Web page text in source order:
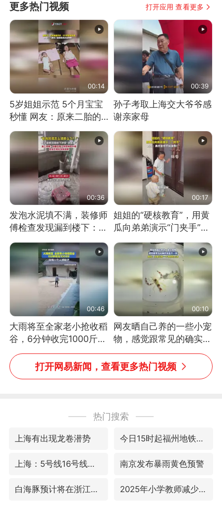
更多热门视频 打开应用 查看更多
00:14
5岁姐姐示范 5个月宝宝
秒懂 网友：原来二胎的
快乐长这样
00:39
孙子考取上海交大爷爷感
谢亲家母
00:36
发泡水泥填不满，装修师
傅检查发现漏到楼下：出
风口未延伸到外墙
00:17
姐姐的“硬核教育”，用黄
瓜向弟弟演示“门夹手”，
网友：果然言传不如身
教！
00:46
大雨将至全家老小抢收稻
谷，6分钟收完1000斤，
没有一个人掉链子
00:10
网友晒自己养的一些小宠
物，感觉跟常见的确实有
些不一样
打开网易新闻，查看更多热门视频
热门搜索
上海有出现龙卷潜势 今日15时起福州地铁高架区段停运
上海：5号线16号线浦江线全线停运 南京发布暴雨黄色预警
白海豚预计将在浙江苍南到三门一带登陆 2025年小学教师减少13.19万